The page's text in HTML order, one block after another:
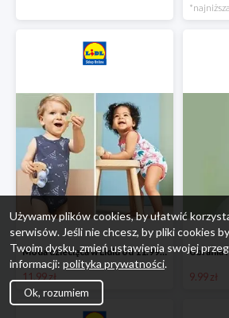
Moda dziecięca w Lidlu od 11.99 zł
11.99 zł 9.99 zł
Używamy plików cookies, by ułatwić
serwisów. Jeśli nie chcesz, by pliki cookies
Twoim dysku, zmień ustawienia swojej
informacji: polityka prywatności.
Ok, rozumiem